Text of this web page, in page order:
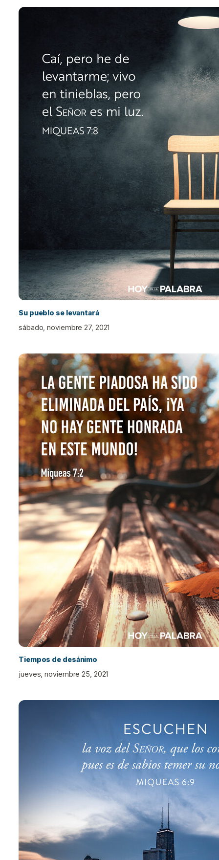
Su pueblo se levantará
sábado, noviembre 27, 2021
Tiempos de desánimo
jueves, noviembre 25, 2021